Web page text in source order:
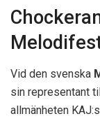
Vid den svenska
sin representant
allmänheten